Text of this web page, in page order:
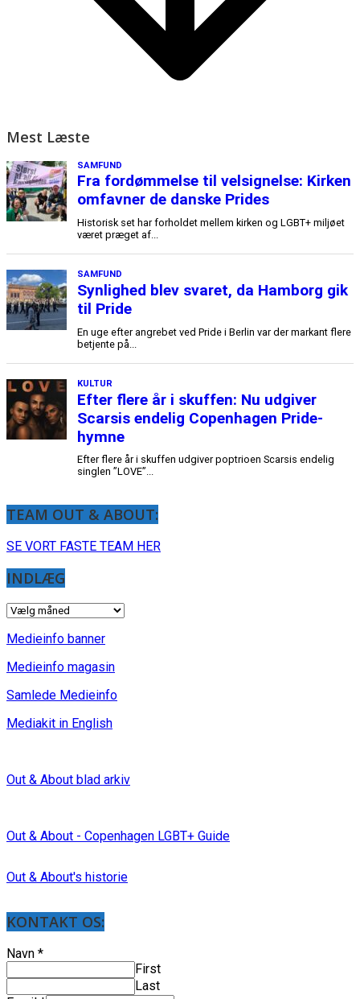
Mest Læste
TEAM OUT & ABOUT:
SE VORT FASTE TEAM HER
INDLÆG
INDLÆG
Medieinfo banner
Medieinfo magasin
Samlede Medieinfo
Mediakit in English
Out & About blad arkiv
Out & About - Copenhagen LGBT+ Guide
Out & About's historie
KONTAKT OS:
Navn *
First
Last